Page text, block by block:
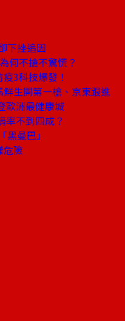
下挫追因
何不搶不驚慌？
3科技爆發！
生開第一槍、京東跟進
歐洲最健康城
率不到四成？
曼巴」
危險